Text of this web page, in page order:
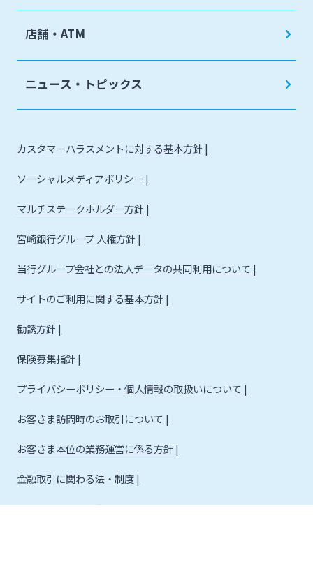
店舗・ATM
ニュース・トピックス
カスタマーハラスメントに対する基本方針
ソーシャルメディアポリシー
マルチステークホルダー方針
宮崎銀行グループ 人権方針
当行グループ会社との法人データの共同利用について
サイトのご利用に関する基本方針
勧誘方針
保険募集指針
プライバシーポリシー・個人情報の取扱いについて
お客さま訪問時のお取引について
お客さま本位の業務運営に係る方針
金融取引に関わる法・制度
金融取引に関わる方針